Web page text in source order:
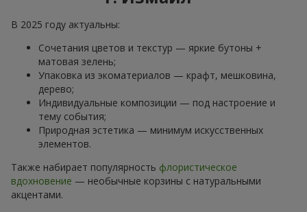
В 2025 году актуальны:
Сочетания цветов и текстур — яркие бутоны +
матовая зелень;
Упаковка из экоматериалов — крафт, мешковина,
дерево;
Индивидуальные композиции — под настроение и
тему события;
Природная эстетика — минимум искусственных
элементов.
Также набирает популярность флористическое
вдохновение — необычные корзины с натуральными
акцентами.